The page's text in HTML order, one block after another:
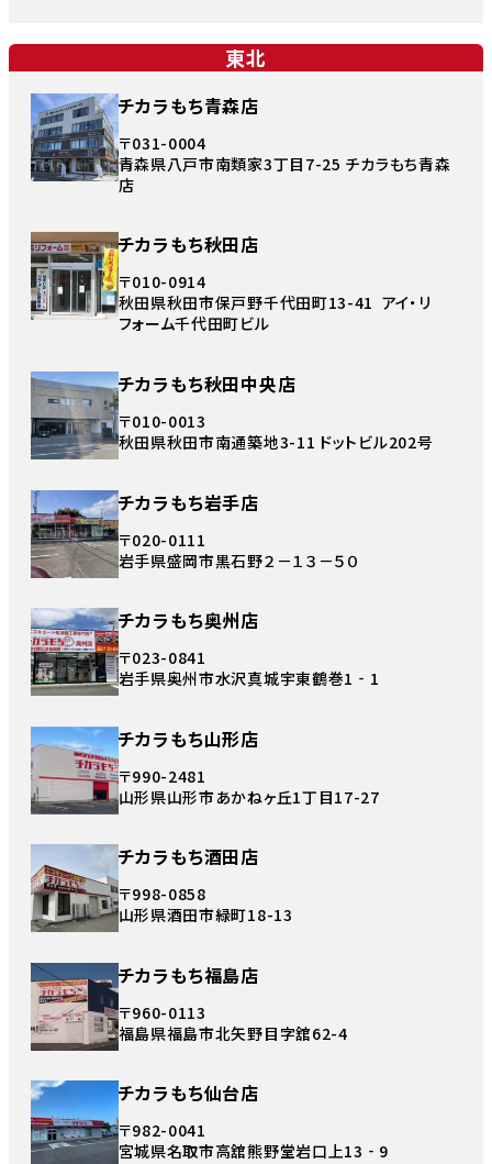
東北
チカラもち青森店
〒031-0004
青森県八戸市南類家3丁目7-25 チカラもち青森
店
チカラもち秋田店
〒010-0914
秋田県秋田市保戸野千代田町13-41 アイ・リ
フォーム千代田町ビル
チカラもち秋田中央店
〒010-0013
秋田県秋田市南通築地3-11 ドットビル202号
チカラもち岩手店
〒020-0111
岩手県盛岡市黒石野２－１３－５０
チカラもち奥州店
〒023-0841
岩手県奥州市水沢真城宇東鶴巻1‐1
チカラもち山形店
〒990-2481
山形県山形市あかねヶ丘1丁目17-27
チカラもち酒田店
〒998-0858
山形県酒田市緑町18-13
チカラもち福島店
〒960-0113
福島県福島市北矢野目字舘62-4
チカラもち仙台店
〒982-0041
宮城県名取市高舘熊野堂岩口上13‐9